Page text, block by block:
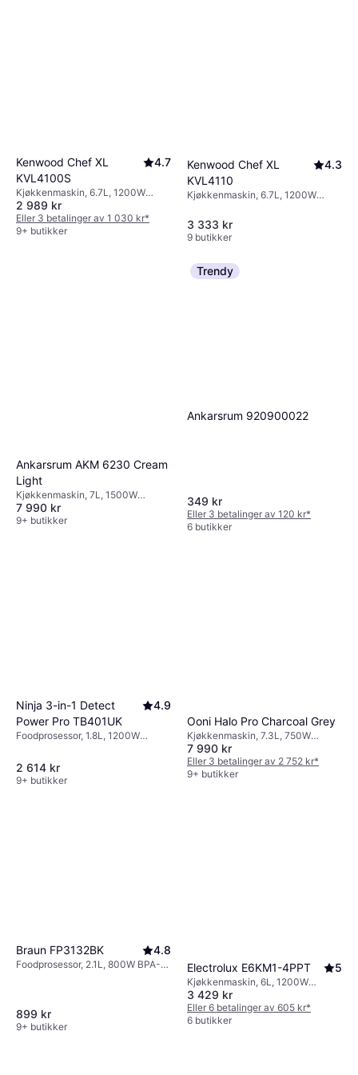
Kenwood Chef XL
KVL4100S
4.7
Kjøkkenmaskin, 6.7L, 1200W
Flerdimensjonal mikser,
Turbo/Pulsfunksjon, Sprutsikring,
Deler som tåler oppvaskmaskin
2 989 kr
Eller 3 betalinger av 1 030 kr*
9+ butikker
Kenwood Chef XL
KVL4110
4.3
Kjøkkenmaskin, 6.7L, 1200W
Sprutsikring
3 333 kr
9 butikker
Ankarsrum AKM 6230 Cream
Light
Kjøkkenmaskin, 7L, 1500W
Timerfunksjon, Trinnløs
7 990 kr
9+ butikker
Trendy
Ankarsrum 920900022
349 kr
Eller 3 betalinger av 120 kr*
6 butikker
Ninja 3-in-1 Detect
Power Pro TB401UK
4.9
Foodprosessor, 1.8L, 1200W
Turbo/Pulsfunksjon,
Timerfunksjon, Deler som tåler
oppvaskmaskin, Display, Lokk
2 614 kr
9+ butikker
Ooni Halo Pro Charcoal Grey
Kjøkkenmaskin, 7.3L, 750W
Sprutsikring, Timerfunksjon, Deler
som tåler oppvaskmaskin, Display
7 990 kr
Eller 3 betalinger av 2 752 kr*
9+ butikker
Braun FP3132BK 4.8
Foodprosessor, 2.1L, 800W BPA-
Sikkerhetslås
899 kr
9+ butikker
Electrolux E6KM1-4PPT 5
Kjøkkenmaskin, 6L, 1200W
Turbo/Pulsfunksjon, Sprutsikring,
Ledningsoppbevaring, Belysning
3 429 kr
Eller 6 betalinger av 605 kr*
6 butikker